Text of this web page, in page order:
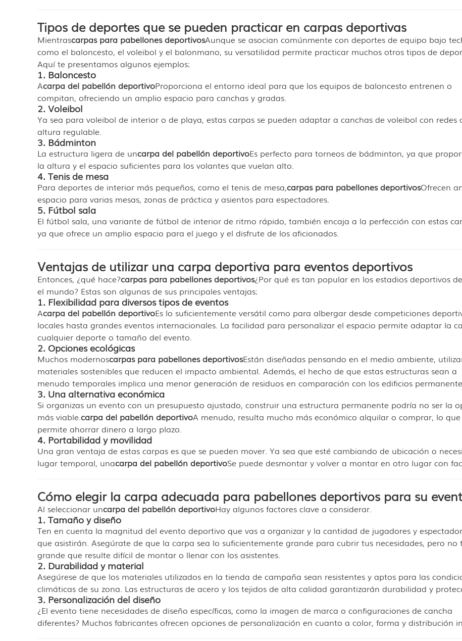
Tipos de deportes que se pueden practicar en carpas deportivas
Mientrascarpas para pabellones deportivosAunque se asocian comúnmente con deportes de equipo bajo
como el baloncesto, el voleibol y el balonmano, su versatilidad permite practicar muchos otros tipos de
Aquí te presentamos algunos ejemplos:
1. Baloncesto
Acarpa del pabellón deportivoProporciona el entorno ideal para que los equipos de baloncesto entrenen o
compitan, ofreciendo un amplio espacio para canchas y gradas.
2. Voleibol
Ya sea para voleibol de interior o de playa, estas carpas se pueden adaptar a canchas de voleibol con redes
altura regulable.
3. Bádminton
La estructura ligera de uncarpa del pabellón deportivoEs perfecto para torneos de bádminton, ya que
la altura y el espacio suficientes para los volantes que vuelan alto.
4. Tenis de mesa
Para deportes de interior más pequeños, como el tenis de mesa,carpas para pabellones deportivosOfrecen
espacio para varias mesas, zonas de práctica y asientos para espectadores.
5. Fútbol sala
El fútbol sala, una variante de fútbol de interior de ritmo rápido, también encaja a la perfección con estas
ya que ofrece un amplio espacio para el juego y el disfrute de los aficionados.
Ventajas de utilizar una carpa deportiva para eventos deportivos
Entonces, ¿qué hace?carpas para pabellones deportivos¿Por qué es tan popular en los estadios deportivos
el mundo? Estas son algunas de sus principales ventajas:
1. Flexibilidad para diversos tipos de eventos
Acarpa del pabellón deportivoEs lo suficientemente versátil como para albergar desde competiciones
locales hasta grandes eventos internacionales. La facilidad para personalizar el espacio permite adaptar la
cualquier deporte o tamaño del evento.
2. Opciones ecológicas
Muchos modernoscarpas para pabellones deportivosEstán diseñadas pensando en el medio ambiente,
materiales sostenibles que reducen el impacto ambiental. Además, el hecho de que estas estructuras sean a
menudo temporales implica una menor generación de residuos en comparación con los edificios
3. Una alternativa económica
Si organizas un evento con un presupuesto ajustado, construir una estructura permanente podría no ser la
más viable.carpa del pabellón deportivoA menudo, resulta mucho más económico alquilar o comprar, lo
permite ahorrar dinero a largo plazo.
4. Portabilidad y movilidad
Una gran ventaja de estas carpas es que se pueden mover. Ya sea que esté cambiando de ubicación o
lugar temporal, unacarpa del pabellón deportivoSe puede desmontar y volver a montar en otro lugar con
Cómo elegir la carpa adecuada para pabellones deportivos para su
Al seleccionar uncarpa del pabellón deportivoHay algunos factores clave a considerar.
1. Tamaño y diseño
Ten en cuenta la magnitud del evento deportivo que vas a organizar y la cantidad de jugadores y
que asistirán. Asegúrate de que la carpa sea lo suficientemente grande para cubrir tus necesidades, pero no
grande que resulte difícil de montar o llenar con los asistentes.
2. Durabilidad y material
Asegúrese de que los materiales utilizados en la tienda de campaña sean resistentes y aptos para las
climáticas de su zona. Las estructuras de acero y los tejidos de alta calidad garantizarán durabilidad y
3. Personalización del diseño
¿El evento tiene necesidades de diseño específicas, como la imagen de marca o configuraciones de cancha
diferentes? Muchos fabricantes ofrecen opciones de personalización en cuanto a color, forma y distribución